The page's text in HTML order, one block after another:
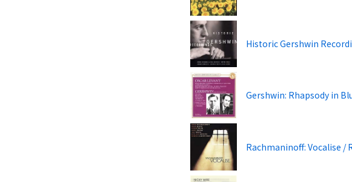
Historic Gershwin
Gershwin: Rhapsody in
Rachmaninoff: Vocalise /